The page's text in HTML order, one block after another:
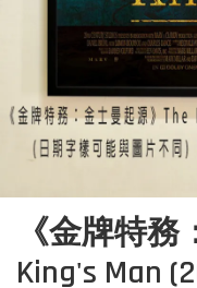
《金牌特
King's Man